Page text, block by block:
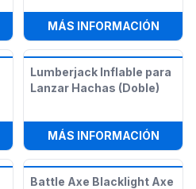
FÚTBOL SOCCER DARDOS
MÁS INFORMACIÓN:
VIKING AXE THROW
Lumberjack Inflable para
Lanzar Hachas (Doble)
MÁS INFORMACIÓN:
Battle Axe Blacklight Axe